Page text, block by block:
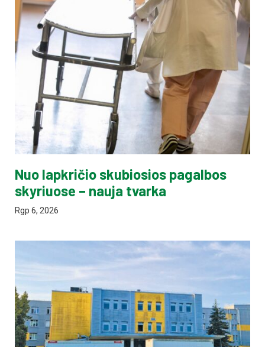
Nuo lapkričio skubiosios pagalbos
skyriuose – nauja tvarka
Rgp 6, 2026